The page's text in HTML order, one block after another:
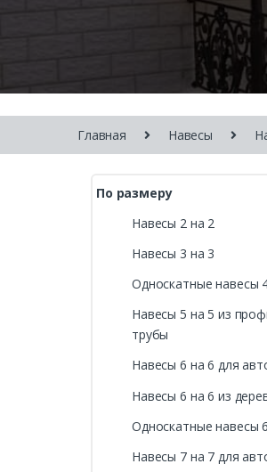
Главная Навесы
По размеру
Навесы 2 на 2
Навесы 3 на 3
Односкатные навесы
Навесы 5 на 5 из
трубы
Навесы 6 на 6 для
Навесы 6 на 6 из
Односкатные навесы
Навесы 7 на 7 для